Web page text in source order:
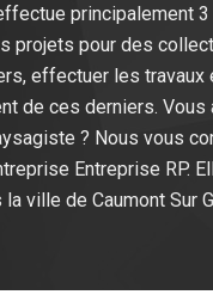
principalement
projets pour des
effectuer les travaux
de ces derniers.
? Nous vous
Entreprise RP.
ville de Caumont Sur